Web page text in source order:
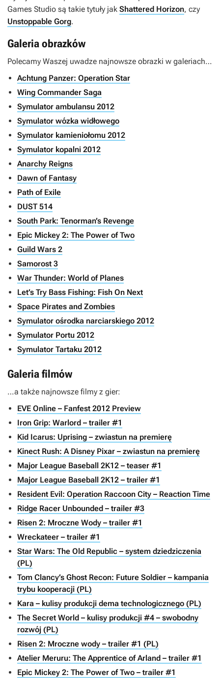
Games Studio są takie tytuły jak Shattered Horizon, czy
Unstoppable Gorg.
Galeria obrazków
Polecamy Waszej uwadze najnowsze obrazki w galeriach…
Achtung Panzer: Operation Star
Wing Commander Saga
Symulator ambulansu 2012
Symulator wózka widłowego
Symulator kamieniołomu 2012
Symulator kopalni 2012
Anarchy Reigns
Dawn of Fantasy
Path of Exile
DUST 514
South Park: Tenorman’s Revenge
Epic Mickey 2: The Power of Two
Guild Wars 2
Samorost 3
War Thunder: World of Planes
Let’s Try Bass Fishing: Fish On Next
Space Pirates and Zombies
Symulator ośrodka narciarskiego 2012
Symulator Portu 2012
Symulator Tartaku 2012
Galeria filmów
…a także najnowsze filmy z gier:
EVE Online – Fanfest 2012 Preview
Iron Grip: Warlord – trailer #1
Kid Icarus: Uprising – zwiastun na premierę
Kinect Rush: A Disney Pixar – zwiastun na premierę
Major League Baseball 2K12 – teaser #1
Major League Baseball 2K12 – trailer #1
Resident Evil: Operation Raccoon City – Reaction Time
Ridge Racer Unbounded – trailer #3
Risen 2: Mroczne Wody – trailer #1
Wreckateer – trailer #1
Star Wars: The Old Republic – system dziedziczenia
(PL)
Tom Clancy’s Ghost Recon: Future Soldier – kampania
trybu kooperacji (PL)
Kara – kulisy produkcji dema technologicznego (PL)
The Secret World – kulisy produkcji #4 – swobodny
rozwój (PL)
Risen 2: Mroczne wody – trailer #1 (PL)
Atelier Meruru: The Apprentice of Arland – trailer #1
Epic Mickey 2: The Power of Two – trailer #1